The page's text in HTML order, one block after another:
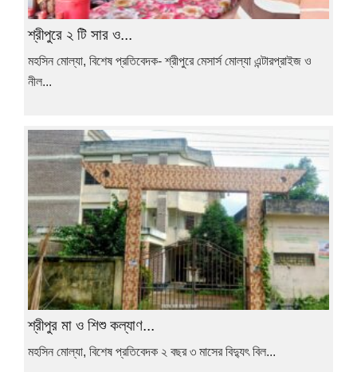
শ্রীপুরে ২ টি সার ও...
মহসিন মোল্যা, বিশেষ প্রতিবেদক- শ্রীপুরে মেসার্স মোল্যা এন্টারপ্রাইজ ও
নীল...
শ্রীপুর মা ও শিশু কল্যাণ...
মহসিন মোল্যা, বিশেষ প্রতিবেদক ২ বছর ৩ মাসের বিদ্যুৎ বিল...